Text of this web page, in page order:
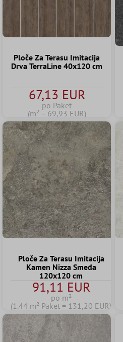
Ploče Za Terasu Imitacija
Drva TerraLine 40x120 cm
67,13 EUR
po Paket
(m² = 69,93 EUR)
Ploče Za Terasu Imitacija
Kamen Nizza Smeđa
120x120 cm
91,11 EUR
po m²
(1.44 m² Paket = 131,20 EUR)